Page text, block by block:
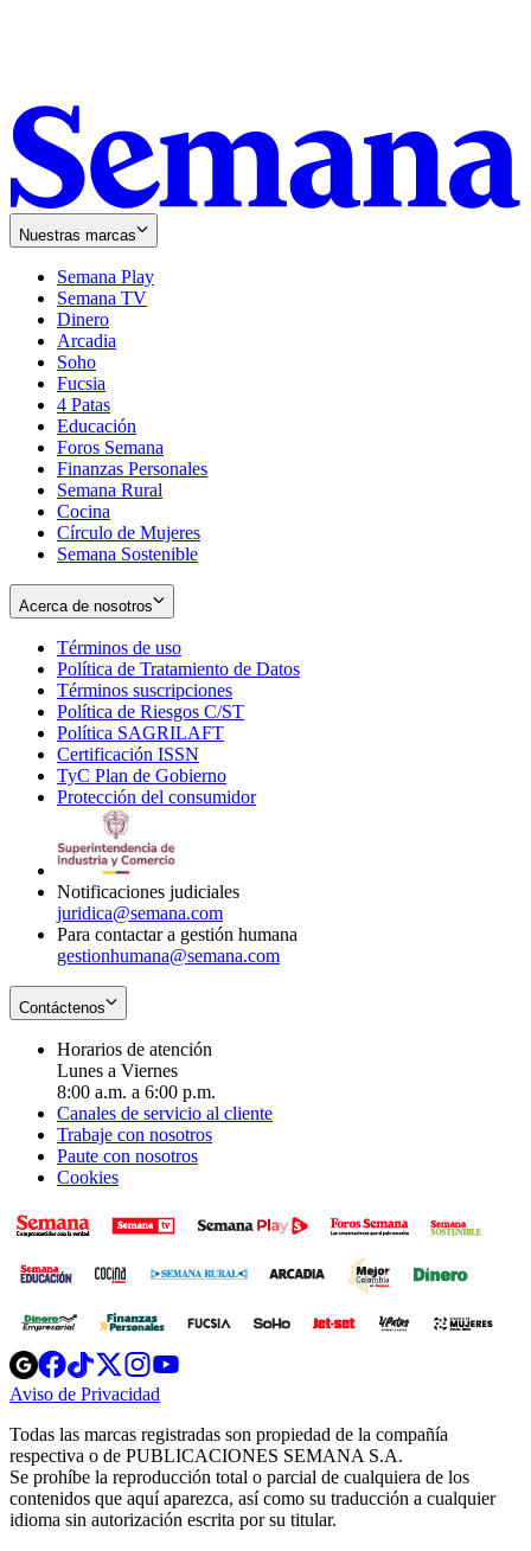
Nuestras marcas
Semana Play
Semana TV
Dinero
Arcadia
Soho
in
new
window
Fucsia
in
new
window
4 Patas
Educación
Foros Semana
Finanzas Personales
Semana Rural
Cocina
Círculo de Mujeres
Semana Sostenible
Acerca de nosotros
Términos de uso
in
new
window
Política de Tratamiento de Datos
Términos suscripciones
in
Política de Riesgos C/ST
Política SAGRILAFT
new
window
Certificación ISSN
in
new
TyC Plan de Gobierno
in
Protección del consumidorOpens
Notificaciones judiciales
juridica@semana.com
Para contactar a gestión humana
gestionhumana@semana.com
Contáctenos
Horarios de atención
Lunes a Viernes
8:00 a.m. a 6:00 p.m.
Canales de servicio al cliente
Trabaje con nosotros
Paute con nosotros
Cookies
Opens
in
new
Opens
in
new
Opens
in
new
window
Opens
new
windowwindow
Aviso de Privacidad
new
window
Todas las marcas registradas son propiedad de la compañía
respectiva o de PUBLICACIONES SEMANA S.A.
Se prohíbe la reproducción total o parcial de cualquiera de los
contenidos que aquí aparezca, así como su traducción a cualquier
idioma sin autorización escrita por su titular.